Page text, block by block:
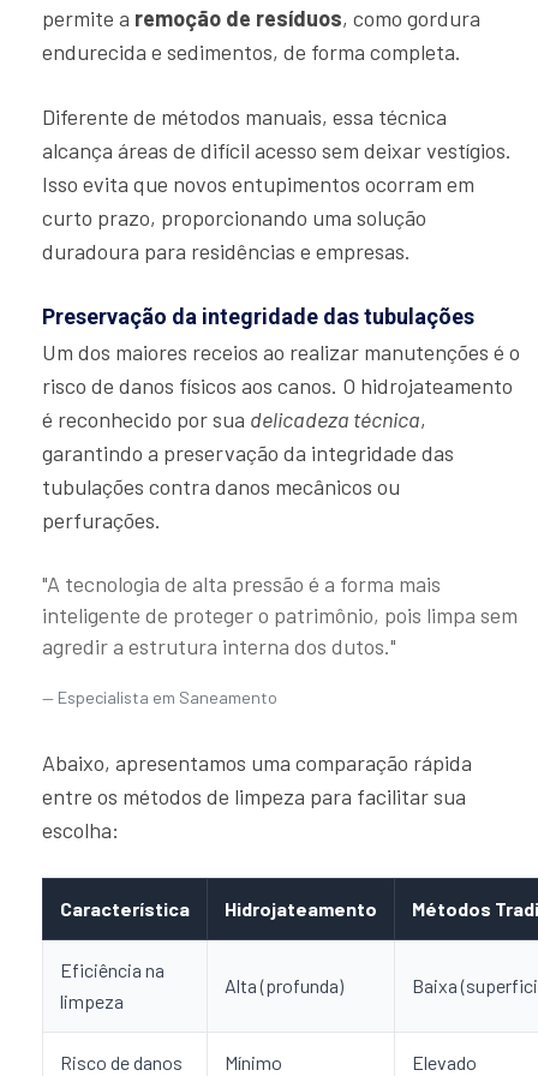
permite a remoção de resíduos, como gordura
endurecida e sedimentos, de forma completa.
Diferente de métodos manuais, essa técnica
alcança áreas de difícil acesso sem deixar vestígios.
Isso evita que novos entupimentos ocorram em
curto prazo, proporcionando uma solução
duradoura para residências e empresas.
Preservação da integridade das tubulações
Um dos maiores receios ao realizar manutenções é o
risco de danos físicos aos canos. O hidrojateamento
é reconhecido por sua delicadeza técnica,
garantindo a preservação da integridade das
tubulações contra danos mecânicos ou
perfurações.
"A tecnologia de alta pressão é a forma mais
inteligente de proteger o patrimônio, pois limpa sem
agredir a estrutura interna dos dutos."
Especialista em Saneamento
Abaixo, apresentamos uma comparação rápida
entre os métodos de limpeza para facilitar sua
escolha:
Característica Hidrojateamento Métodos
Eficiência na
limpeza
Alta (profunda) Baixa
Risco de danos Mínimo Elevado